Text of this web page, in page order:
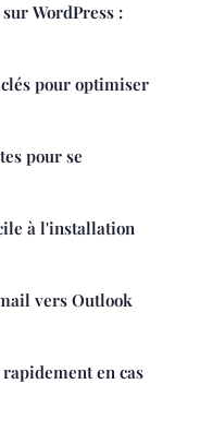
WordPress :
pour optimiser
pour se
à l'installation
vers Outlook
en cas